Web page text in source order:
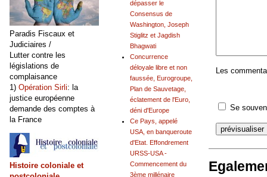
Les
Se
dépasser le
Consensus de
Washington, Joseph
Stiglitz et Jagdish
Bhagwati
Concurrence
déloyale libre et non
faussée, Eurogroupe,
Plan de Sauvetage,
éclatement de l'Euro,
déni d'Europe
Ce Pays, appelé
USA, en banqueroute
d'Etat. Effondrement
URSS-USA -
Commencement du
3ème millénaire
Paradis Fiscaux et
Judiciaires /
Lutter contre les
législations de
complaisance
1) Opération Sirli: la
justice européenne
demande des comptes à
la France
Histoire coloniale et